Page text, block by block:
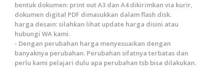
bentuk dokumen: print out A3 dan A4 dikirimkan via kurir,
dokumen digital PDF dimasukkan dalam flash disk.
harga desain: silahkan lihat update harga disini atau
hubungi WA kami.
- Dengan perubahan harga menyesuaikan dengan
banyaknya perubahan. Perubahan sifatnya terbatas dan
perlu kami pelajari dulu apa perubahan tsb bisa dilakukan.